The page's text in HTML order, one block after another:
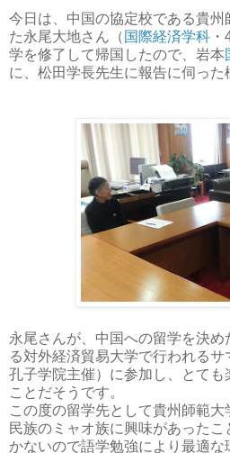
今日は、中国の協定校である貴
た永尾大地さん（ 国際経済学科
学を修了して帰国したので、岩本
に、松田学長先生に報告に伺った
永尾さんが、中国への留学を決
る対外経済貿易大学で行われる
孔子学院主催）に参加し、とても
ことだそうです。
この度の留学先として貴州師範
民族のミャオ族に興味があった
かないので語学勉強により最適